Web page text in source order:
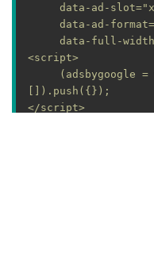
data-ad-
data-ad-
data-full-width-
<script>
(adsbygoogle =
[]).push({});
</script>